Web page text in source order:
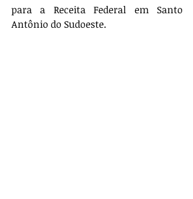
para a Receita Federal em Santo
Antônio do Sudoeste.